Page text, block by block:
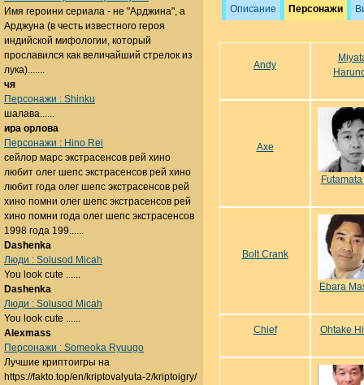
Описание Персонажи
Andy
Axe
Bolt Crank
Ebara
Chief Ohtake
Имя героини сериала - не "Арджина", а
Арджуна (в честь известного героя
индийской мифологии, который
прославился как величайший стрелок из
лука).......
чя
Персонажи : Shinku
шалава......
ира орлова
Персонажи : Hino Rei
сейлор марс экстрасенсов рей хино
любит олег шепс экстрасенсов рей хино
любит года олег шепс экстрасенсов рей
хино помни олег шепс экстрасенсов рей
хино помни года олег шепс экстрасенсов
1998 года 199......
Dashenka
Люди : Solusod Micah
You look cute ......
Dashenka
Люди : Solusod Micah
You look cute ......
Alexmass
Персонажи : Someoka Ryuugo
Лучшие криптоигры на
https://fakto.top/en/kriptovalyuta-2/kriptoigry/